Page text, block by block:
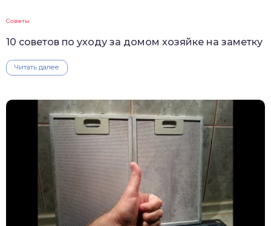
Советы
10 советов по уходу за домом хозяйке на заметку
Читать далее